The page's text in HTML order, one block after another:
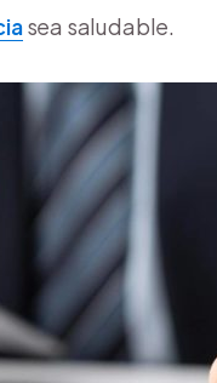
sea saludable.